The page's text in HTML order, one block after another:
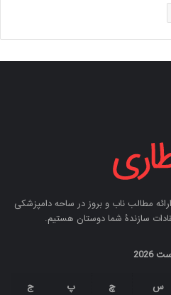
مطالب ناب و بروز در ساحه دامپزشکی
سازندۀ شما دوستان هستیم.
2026
س چ پ
ج